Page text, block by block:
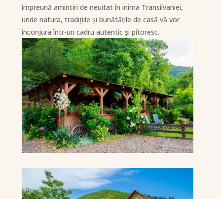
împreună amintiri de neuitat în inima Transilvaniei,
unde natura, tradițiile și bunătățile de casă vă vor
înconjura într-un cadru autentic și pitoresc.